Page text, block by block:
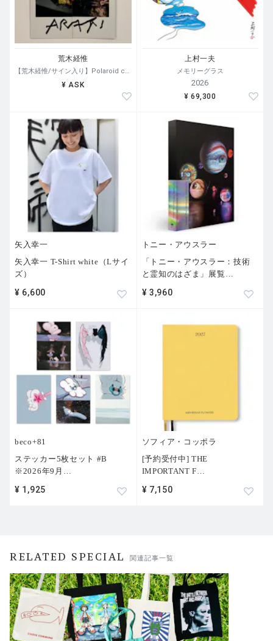
荒木経惟
¥ ASK
上村一夫
メモリーグラス
2026
¥ 69,300
矢入幸一
矢入幸一 T-Shirt white（Lサイ
ズ）
¥ 6,600
トニー・アウスラー
「トニー・アウスラー：技術
と霊知のはざま」展覧 …
¥ 3,960
beco+81
ステッカー5枚セット #B
※2026年9月
¥ 1,925
ソフィア・コッポラ
[予約受付中] THE
IMPORTANT F
¥ 7,150
RELATED SPECIAL 関連記事一覧